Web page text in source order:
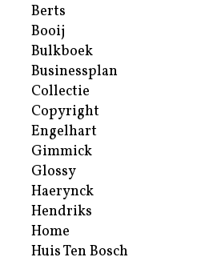
Berts
Booij
Bulkboek
Businessplan
Collectie
Copyright
Engelhart
Gimmick
Glossy
Haerynck
Hendriks
Home
Huis Ten Bosch